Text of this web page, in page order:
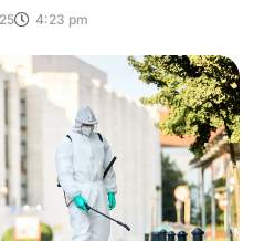
4:23 pm